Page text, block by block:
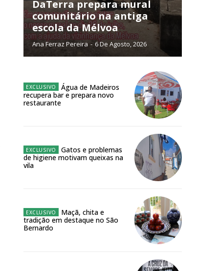
ANUAL
online
Exclusivos para
DaTerra prepara mural
comunitário na antiga
escola da Mélvoa
Ana Ferraz Pereira - 6 De Agosto, 2026
Água de Madeiros
recupera bar e prepara novo
restaurante
Gatos e problemas
de higiene motivam queixas na
vila
Maçã, chita e
tradição em destaque no São
Bernardo